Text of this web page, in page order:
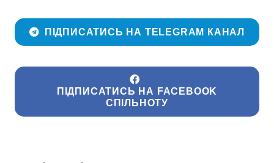
ПІДПИСАТИСЬ НА TELEGRAM КАНАЛ
ПІДПИСАТИСЬ НА FACEBOOK
СПІЛЬНОТУ